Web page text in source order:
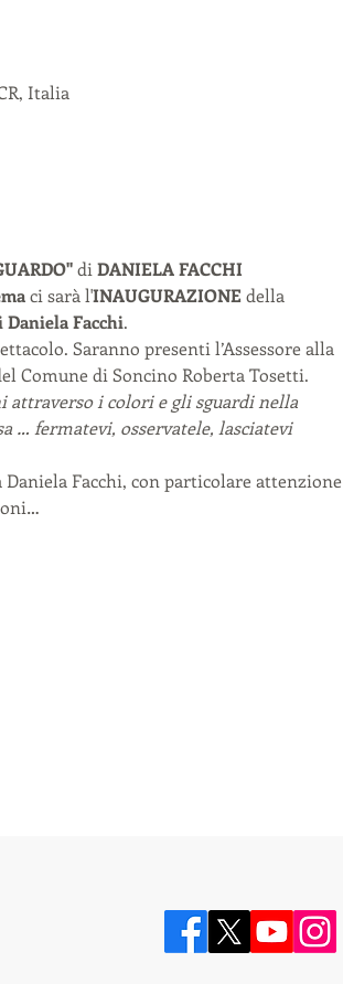
Italia
di DANIELA FACCHI
ci sarà l'INAUGURAZIONE della
Facchi.
Saranno presenti l’Assessore alla
Comune di Soncino Roberta Tosetti.
attraverso i colori e gli sguardi nella
… fermatevi, osservatele, lasciatevi
Facchi, con particolare attenzione